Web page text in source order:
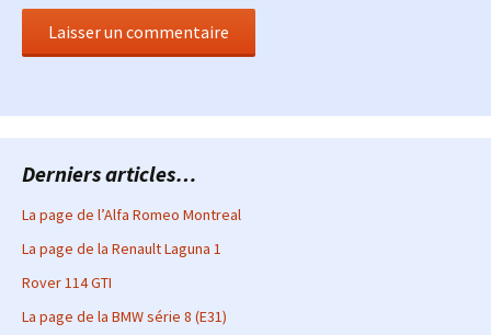
Derniers articles…
La page de l’Alfa Romeo Montreal
La page de la Renault Laguna 1
Rover 114 GTI
La page de la BMW série 8 (E31)